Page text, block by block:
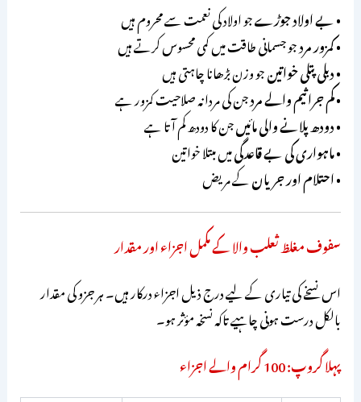
•بے اولاد جوڑےجو اولاد کی نعمت سے محروم ہیں
•کمزور مردجو جسمانی طاقت میں کمی محسوس کرتے ہیں
•دبلی پتلی خواتینجو وزن بڑھانا چاہتی ہیں
•کم جراثیم والے مردجن کی مردانہ صلاحیت کمزور ہے
•دودھ پلانے والی مائیںجن کا دودھ کم آتا ہے
•ماہواری کی بے قاعدگیمیں مبتلا خواتین
•احتلام اور جریانکے مریض
سفوف مغلظ ثعلب والا کے مکمل اجزاء اور مقدار
اس نسخے کی تیاری کے لیے درج ذیل اجزاء درکار ہیں۔ ہر جزو کی مقدار
بالکل درست ہونی چاہیے تاکہ نسخہ مؤثر ہو۔
پہلا گروپ: 100 گرام والے اجزاء